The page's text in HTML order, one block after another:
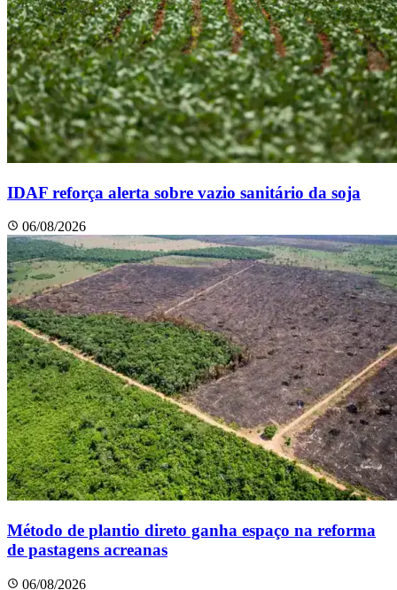
IDAF reforça alerta sobre vazio sanitário da soja
06/08/2026
Método de plantio direto ganha espaço na reforma
de pastagens acreanas
06/08/2026